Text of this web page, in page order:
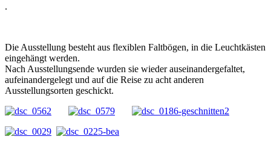
.
Die Ausstellung besteht aus flexiblen Faltbögen, in die Leuchtkästen
eingehängt werden.
Nach Ausstellungsende wurden sie wieder auseinandergefaltet,
aufeinandergelegt und auf die Reise zu acht anderen
Ausstellungsorten geschickt.